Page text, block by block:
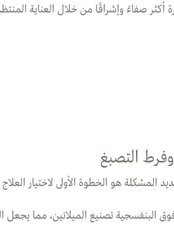
صفاءً وإشراقًا من خلال العناية
التصبغ
المشكلة هو الخطوة الأولى لاختيار
البنفسجية تصنيع الميلانين، مما يجعل